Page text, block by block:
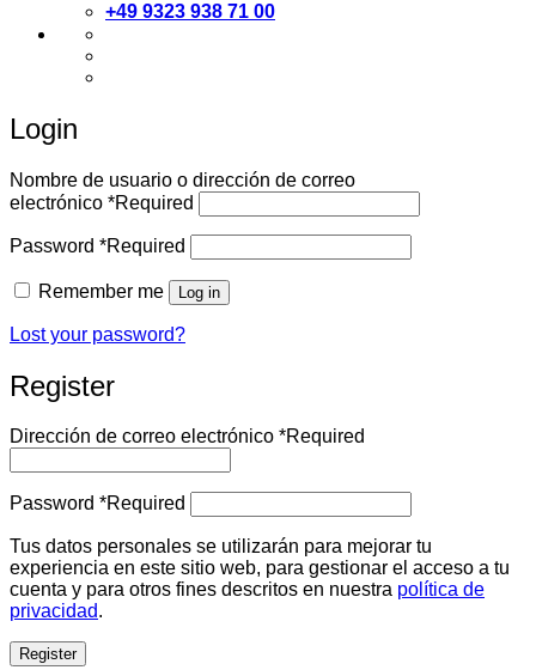
+49 9323 938 71 00
Login
Nombre de usuario o dirección de correo
electrónico *Required
Password *Required
Remember me Log in
Lost your password?
Register
Dirección de correo electrónico *Required
Password *Required
Tus datos personales se utilizarán para mejorar tu
experiencia en este sitio web, para gestionar el acceso a tu
cuenta y para otros fines descritos en nuestra política de
privacidad.
Register